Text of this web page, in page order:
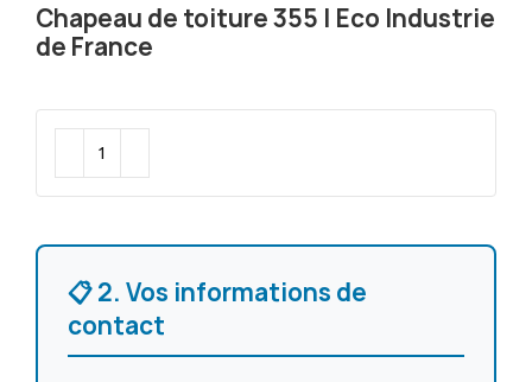
Chapeau de toiture 355 | Eco Industrie
de France
📋 2. Vos informations de
contact